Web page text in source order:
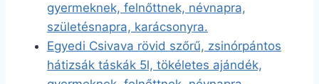
gyermeknek, felnőttnek, névnapra,
születésnapra, karácsonyra.
Egyedi Csivava rövid szőrű, zsinórpántos
hátizsák táskák 5l, tökéletes ajándék,